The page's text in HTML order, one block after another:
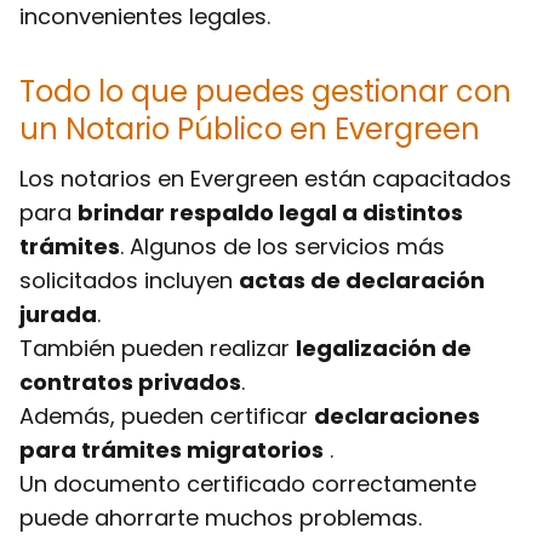
inconvenientes legales.
Todo lo que puedes gestionar con
un Notario Público en Evergreen
Los notarios en Evergreen están capacitados
para brindar respaldo legal a distintos
trámites. Algunos de los servicios más
solicitados incluyen actas de declaración
jurada.
También pueden realizar legalización de
contratos privados.
Además, pueden certificar declaraciones
para trámites migratorios .
Un documento certificado correctamente
puede ahorrarte muchos problemas.